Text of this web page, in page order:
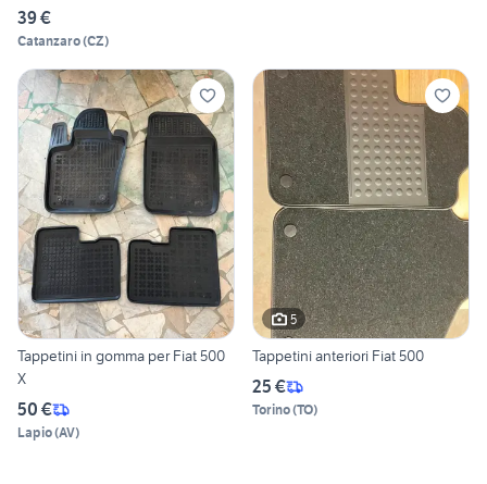
39 €
Catanzaro(CZ)
Tappetini in gomma per Fiat 500
X
50 €
Lapio(AV)
5
Tappetini anteriori Fiat 500
25 €
Torino(TO)